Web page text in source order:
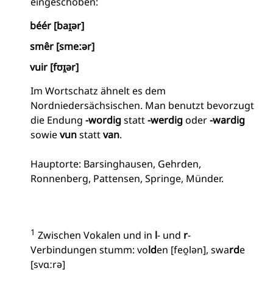
béér [baɪ̯ər]
smêr [smeːər]
vuir [fʊɪ̯ər]
Im Wortschatz ähnelt es dem
Nordniedersächsischen. Man benutzt bevorzugt
die Endung -wordigstatt-werdigoder-wardig
sowievunstattvan.
Hauptorte: Barsinghausen, Gehrden,
Ronnenberg, Pattensen, Springe, Münder.
1 Zwischen Vokalen und in l- und r-
Verbindungen stumm: volden [feo̯lən], swarde
[svɑːrə]